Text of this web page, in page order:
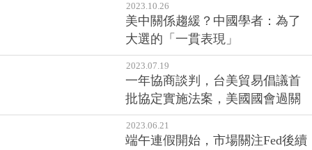
2023.10.26
美中關係趨緩？中國學者：為了
大選的「一貫表現」
2023.07.19
一年協商談判，台美貿易倡議首
批協定實施法案，美國國會過關
2023.06.21